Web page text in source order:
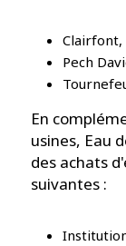
Clairfont,
Pech
En
usines, Eau
des achats
suivantes :